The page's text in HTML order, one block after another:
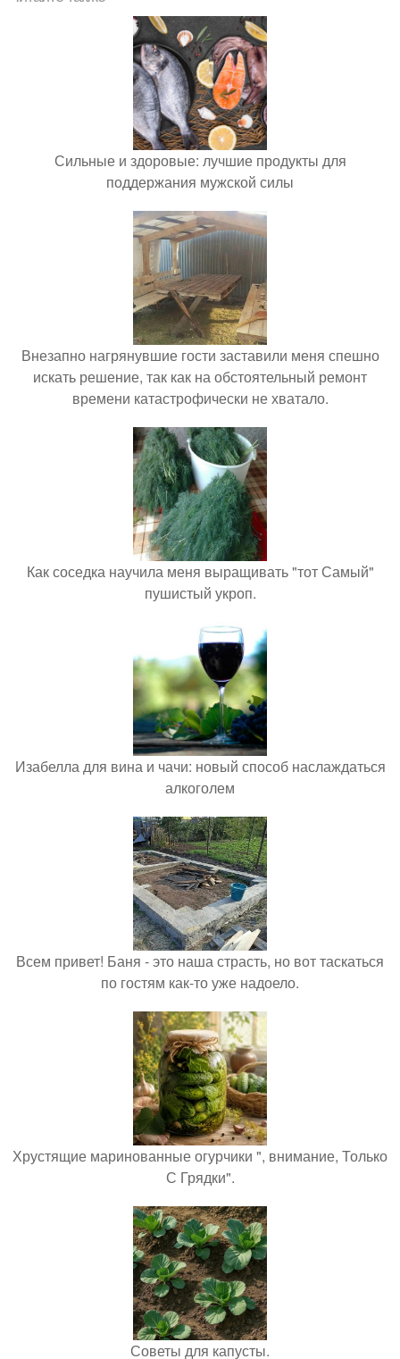
Сильные и здоровые: лучшие продукты для
поддержания мужской силы
Внезапно нагрянувшие гости заставили меня спешно
искать решение, так как на обстоятельный ремонт
времени катастрофически не хватало.
Как соседка научила меня выращивать "тот Самый"
пушистый укроп.
Изабелла для вина и чачи: новый способ наслаждаться
алкоголем
Всем привет! Баня - это наша страсть, но вот таскаться
по гостям как-то уже надоело.
Хрустящие маринованные огурчики ", внимание, Только
С Грядки".
Советы для капусты.